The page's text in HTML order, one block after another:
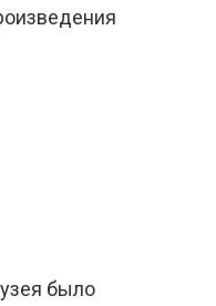
было